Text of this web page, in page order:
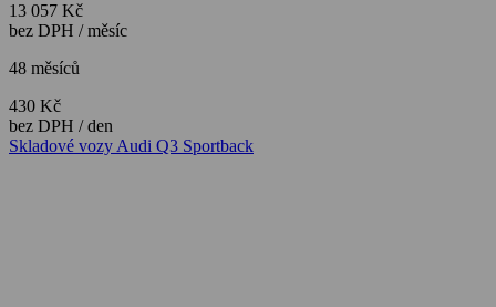
13 057 Kč
bez DPH / měsíc
48 měsíců
430 Kč
bez DPH / den
Skladové vozy Audi Q3 Sportback